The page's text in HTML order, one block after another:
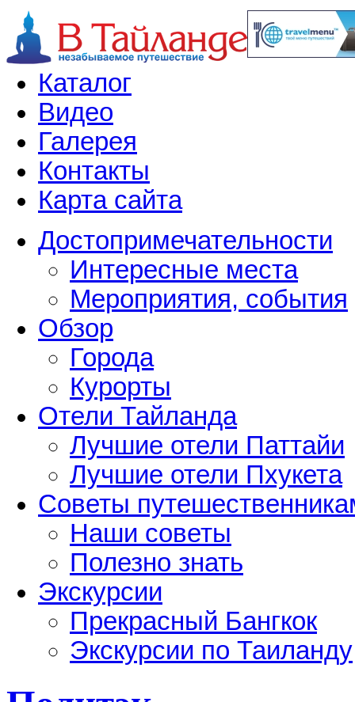
Каталог
Видео
Галерея
Контакты
Карта сайта
Достопримечательности
Интересные места
Мероприятия, события
Обзор
Города
Курорты
Отели Тайланда
Лучшие отели Паттайи
Лучшие отели Пхукета
Советы
Наши советы
Полезно знать
Экскурсии
Прекрасный Бангкок
Экскурсии по Таиланду